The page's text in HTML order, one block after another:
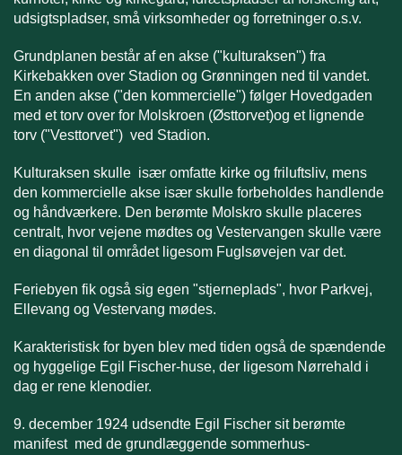
udsigtspladser, små virksomheder og forretninger o.s.v.
Grundplanen består af en akse ("kulturaksen") fra
Kirkebakken over Stadion og Grønningen ned til vandet.
En anden akse ("den kommercielle") følger Hovedgaden
med et torv over for Molskroen (Østtorvet)og et lignende
torv ("Vesttorvet") ved Stadion.
Kulturaksen skulle især omfatte kirke og friluftsliv, mens
den kommercielle akse især skulle forbeholdes handlende
og håndværkere. Den berømte Molskro skulle placeres
centralt, hvor vejene mødtes og Vestervangen skulle være
en diagonal til området ligesom Fuglsøvejen var det.
Feriebyen fik også sig egen "stjerneplads", hvor Parkvej,
Ellevang og Vestervang mødes.
Karakteristisk for byen blev med tiden også de spændende
og hyggelige Egil Fischer-huse, der ligesom Nørrehald i
dag er rene klenodier.
9. december 1924 udsendte Egil Fischer sit berømte
manifest med de grundlæggende sommerhus-